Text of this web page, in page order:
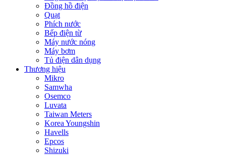
Đồng hồ điện
Quạt
Phích nước
Bếp điện từ
Máy nước nóng
Máy bơm
Tủ điện dân dụng
Thương hiệu
Mikro
Samwha
Osemco
Luvata
Taiwan Meters
Korea Youngshin
Havells
Epcos
Shizuki